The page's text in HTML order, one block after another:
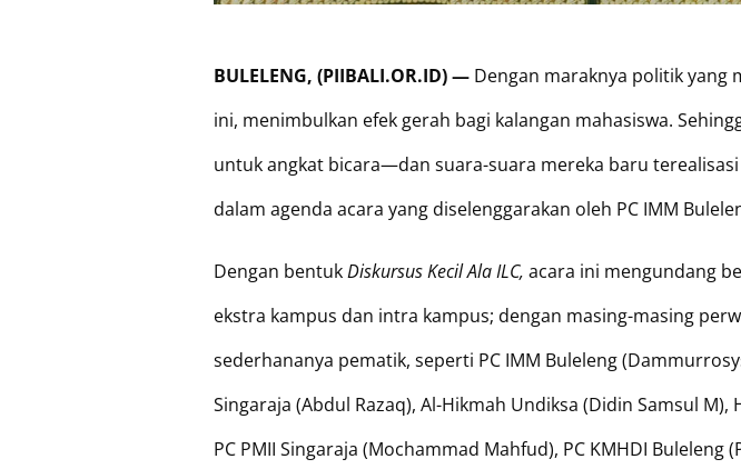
BULELENG, (PIIBALI.OR.ID) — Dengan maraknya politik yang
ini, menimbulkan efek gerah bagi kalangan mahasiswa.
untuk angkat bicara—dan suara-suara mereka baru terealisasi
dalam agenda acara yang diselenggarakan oleh PC IMM
Dengan bentukDiskursus Kecil Ala ILC, acara ini mengundang
ekstra kampus dan intra kampus; dengan masing-masing
sederhananya pematik, seperti PC IMM Buleleng
Singaraja (Abdul Razaq), Al-Hikmah Undiksa (Didin Samsul M),
PC PMII Singaraja (Mochammad Mahfud), PC KMHDI Buleleng